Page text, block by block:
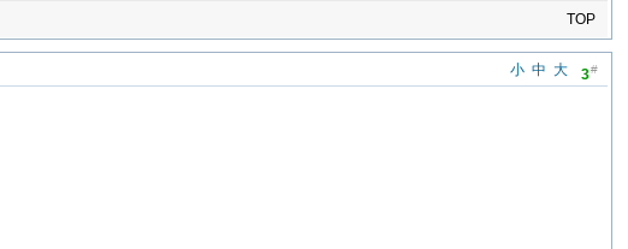
TOP
3#
大
中
小